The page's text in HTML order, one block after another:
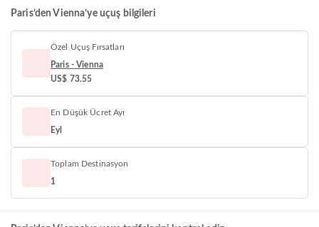
Paris’den Vienna’ye uçuş bilgileri
Özel Uçuş Fırsatları
Paris - Vienna
US$ 73.55
En Düşük Ücret Ayı
Eyl
Toplam Destinasyon
1